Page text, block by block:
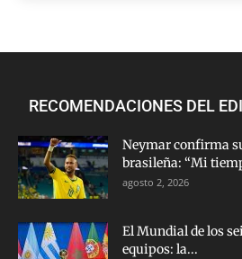
RECOMENDACIONES DEL
Neymar confirma
brasileña: “Mi
agosto 2, 2026
El Mundial de los
equipos: la...